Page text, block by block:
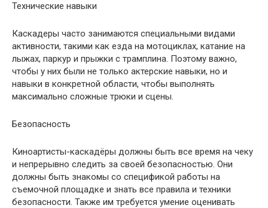
Технические навыки
Каскадеры часто занимаются специальными видами
активности, такими как езда на мотоциклах, катание на
лыжах, паркур и прыжки с трамплина. Поэтому важно,
чтобы у них были не только актерские навыки, но и
навыки в конкретной области, чтобы выполнять
максимально сложные трюки и сцены.
Безопасность
Киноартисты-каскадёры должны быть все время на чеку
и непрерывно следить за своей безопасностью. Они
должны быть знакомы со спецификой работы на
съемочной площадке и знать все правила и техники
безопасности. Также им требуется умение оценивать